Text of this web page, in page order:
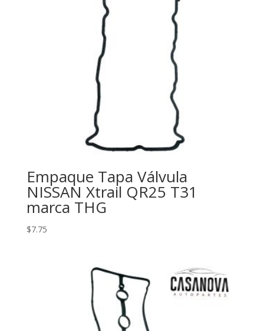
Empaque Tapa Válvula
NISSAN Xtrail QR25 T31
marca THG
$7.75